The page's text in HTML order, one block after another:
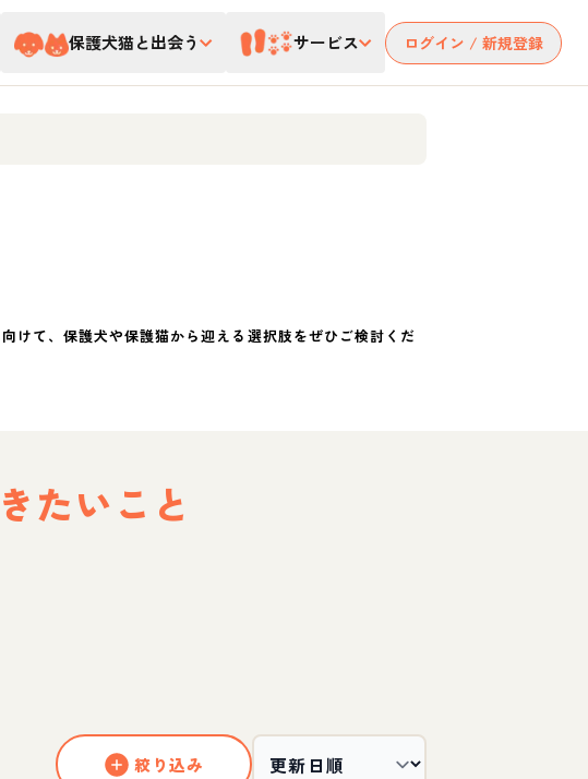
保護犬猫と出会う サービス ログイン / 新規登録
けて、保護犬や保護猫から迎える選択肢をぜひご検討くだ
たいこと
絞り込み